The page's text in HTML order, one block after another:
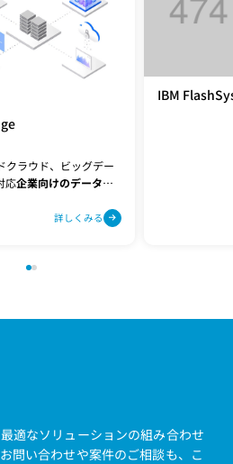
クラウド、ビッグデー
応企業向けのデータス
詳しくみる
IBM
適なソリューションの組み合わせ
問い合わせや案件のご相談も、こ